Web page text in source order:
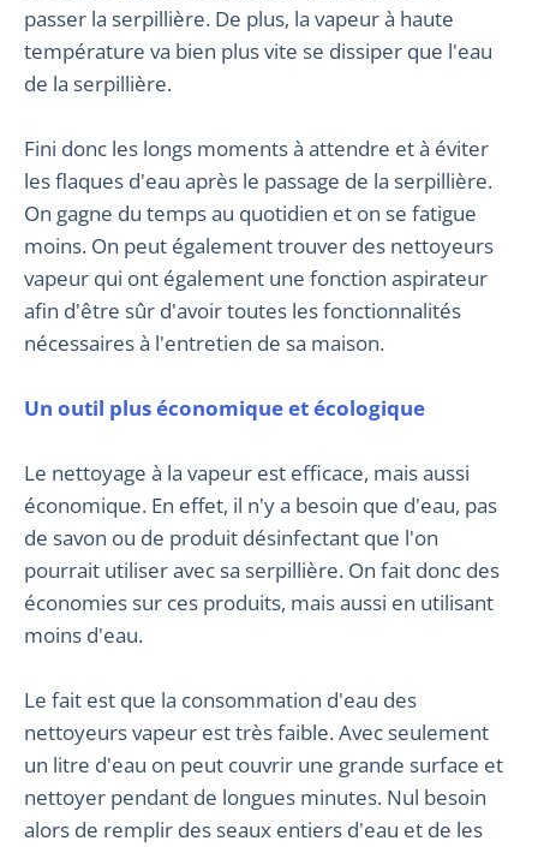
passer la serpillière. De plus, la vapeur à haute
température va bien plus vite se dissiper que l'eau
de la serpillière.
Fini donc les longs moments à attendre et à éviter
les flaques d'eau après le passage de la serpillière.
On gagne du temps au quotidien et on se fatigue
moins. On peut également trouver des nettoyeurs
vapeur qui ont également une fonction aspirateur
afin d'être sûr d'avoir toutes les fonctionnalités
nécessaires à l'entretien de sa maison.
Un outil plus économique et écologique
Le nettoyage à la vapeur est efficace, mais aussi
économique. En effet, il n'y a besoin que d'eau, pas
de savon ou de produit désinfectant que l'on
pourrait utiliser avec sa serpillière. On fait donc des
économies sur ces produits, mais aussi en utilisant
moins d'eau.
Le fait est que la consommation d'eau des
nettoyeurs vapeur est très faible. Avec seulement
un litre d'eau on peut couvrir une grande surface et
nettoyer pendant de longues minutes. Nul besoin
alors de remplir des seaux entiers d'eau et de les